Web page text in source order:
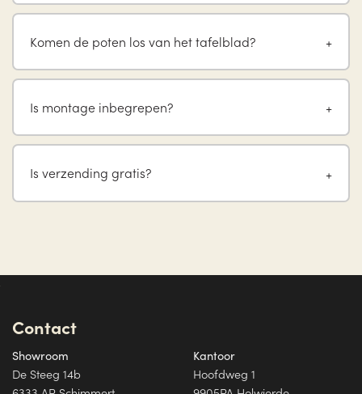
Komen de poten los van het tafelblad?
Is montage inbegrepen?
Is verzending gratis?
Contact
Showroom
De Steeg 14b
Kantoor
Hoofdweg 1